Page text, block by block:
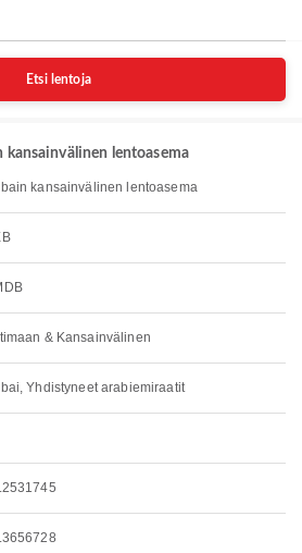
Etsi lentoja
kansainvälinen lentoasema
kansainvälinen lentoasema
& Kansainvälinen
Yhdistyneet arabiemiraatit